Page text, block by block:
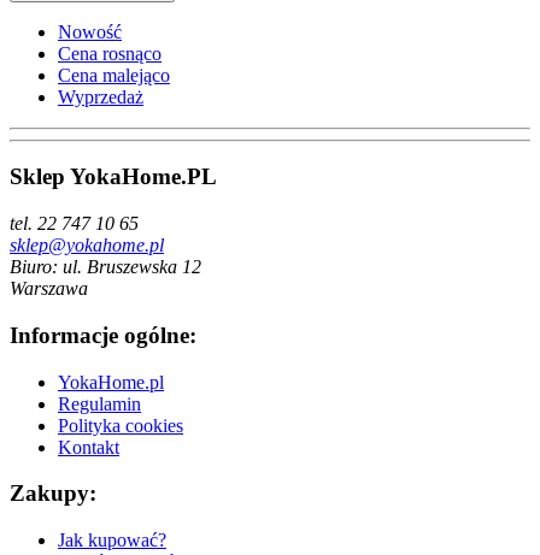
Nowość
Cena rosnąco
Cena malejąco
Wyprzedaż
Sklep YokaHome.PL
tel. 22 747 10 65
sklep@yokahome.pl
Biuro: ul. Bruszewska 12
Warszawa
Informacje ogólne:
YokaHome.pl
Regulamin
Polityka cookies
Kontakt
Zakupy:
Jak kupować?